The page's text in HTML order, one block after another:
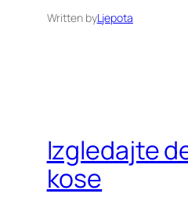
Written byLjepota
Izgledajte
kose